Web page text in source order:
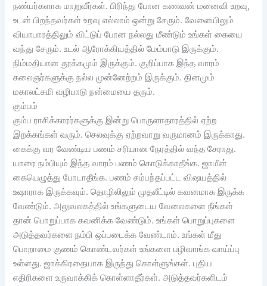
நண்பர்களாக மாறுவீர்கள். பிரிந்து போன கணவன் மனைவி உறவு,
உடன் பிறந்தவர்கள் உறவு எல்லாம் ஒன்று சேரும். வேளையிலும்
வியாபாரத்திலும் விட்டுப் போன நல்லது மீண்டும் உங்கள் கையை
வந்து சேரும். உடல் ஆரோக்கியத்தில் மேம்பாடு இருக்கும்.
நிம்மதியான தூக்கமும் இருக்கும். குறிப்பாக இந்த வாரம்
கலைஞர்களுக்கு நல்ல முன்னேற்றம் இருக்கும். தினமும்
மகாலட்சுமி வழிபாடு நன்மையை தரும்.
கும்பம்
கும்ப ராசிக்காரர்களுக்கு இன்று பொருளாதாரத்தில் ஏற்ற
இறக்கங்கள் வரும். செலவுக்கு ஏற்றவாறு வருமானம் இருக்காது.
கைக்கு வர வேண்டிய பணம் சரியான நேரத்தில் வந்த சேராது.
யாரை நம்பியும் இந்த வாரம் பணம் கொடுக்காதீங்க. ஜாமீன்
கையெழுத்து போடாதீங்க. பணம் சம்பந்தப்பட்ட விஷயத்தில்
உஷாராக இருக்கவும். தொழிலிலும் முதலீட்டில் கவனமாக இருக்க
வேண்டும். அலுவலகத்தில் உங்களுடைய வேலைகளை நீங்கள்
தான் பொறுப்பாக கவனிக்க வேண்டும். உங்கள் பொறுப்புகளை
அடுத்தவர்களை நம்பி ஒப்படைக்க வேண்டாம். உங்கள் மீது
பொறாமை குணம் கொண்டவர்கள் உங்களை பழிவாங்க வாய்ப்பு
உள்ளது. ஜாக்கிரதையாக இருந்து கொள்ளுங்கள். புதிய
எதிரிகளை உருவாக்கிக் கொள்ளாதீர்கள். அடுத்தவர்களிடம்